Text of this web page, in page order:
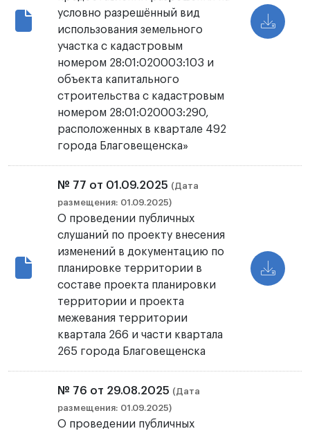
условно разрешённый вид
использования земельного
участка с кадастровым
номером 28:01:020003:103 и
объекта капитального
строительства с кадастровым
номером 28:01:020003:290,
расположенных в квартале 492
города Благовещенска»
№ 77 от 01.09.2025 (Дата
размещения: 01.09.2025)
О проведении публичных
слушаний по проекту внесения
изменений в документацию по
планировке территории в
составе проекта планировки
территории и проекта
межевания территории
квартала 266 и части квартала
265 города Благовещенска
№ 76 от 29.08.2025 (Дата
размещения: 01.09.2025)
О проведении публичных